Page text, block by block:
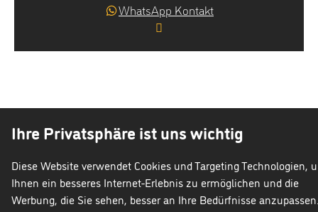
Ihre Privatsphäre ist uns wichtig
Diese Website verwendet Cookies und Targeting Technologien,
Ihnen ein besseres Internet-Erlebnis zu ermöglichen und die
Werbung, die Sie sehen, besser an Ihre Bedürfnisse
WhatsApp Kontakt
Talent
Datenschutz
Cookie